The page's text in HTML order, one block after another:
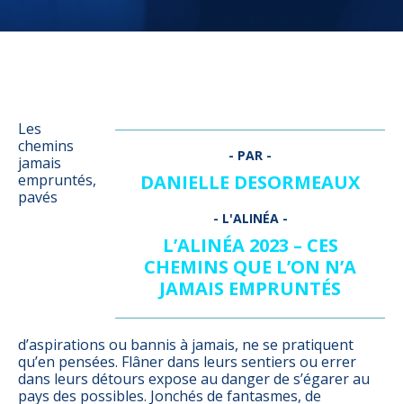
DANIELLE DESORMEAUX
L’ALINÉA 2023 – CES
CHEMINS QUE L’ON N’A
JAMAIS EMPRUNTÉS
Les
chemins
jamais
empruntés,
pavés
d’aspirations ou bannis à jamais, ne se pratiquent
qu’en pensées. Flâner dans leurs sentiers ou errer
dans leurs détours expose au danger de s’égarer au
pays des possibles. Jonchés de fantasmes, de